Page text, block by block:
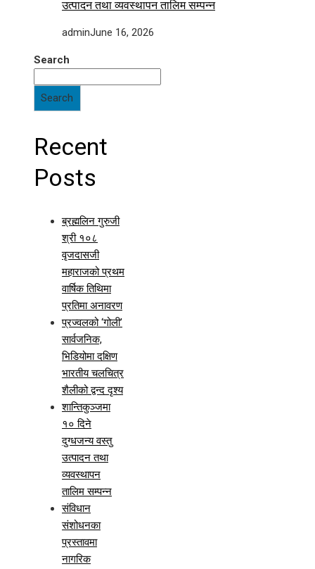
उत्पादन तथा व्यवस्थापन तालिम सम्पन्न
adminJune 16, 2026
Search
Search
Recent
Posts
ब्रह्मलिन गुरुजी
श्री १०८
वृजदासजी
महाराजको प्रथम
वार्षिक तिथिमा
प्रतिमा अनावरण
प्रज्वलको ‘गोली’
सार्वजनिक,
भिडियोमा दक्षिण
भारतीय चलचित्र
शैलीको द्वन्द दृश्य
शान्तिकुञ्जमा
१० दिने
दुग्धजन्य वस्तु
उत्पादन तथा
व्यवस्थापन
तालिम सम्पन्न
संविधान
संशोधनका
प्रस्तावमा
नागरिक